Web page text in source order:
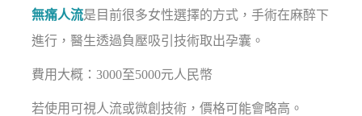
無痛人流是目前很多女性選擇的方式，手術在麻醉下
進行，醫生透過負壓吸引技術取出孕囊。
費用大概：3000至5000元人民幣
若使用可視人流或微創技術，價格可能會略高。